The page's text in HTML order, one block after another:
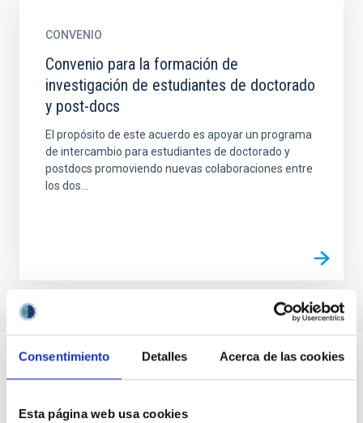
Consentimiento Detalles Acerca de las cookies
Esta página web usa cookies
CONVENIO
Convenio para la formación de
investigación de estudiantes de doctorado
y post-docs
El propósito de este acuerdo es apoyar un programa
de intercambio para estudiantes de doctorado y
postdocs promoviendo nuevas colaboraciones entre
los dos...